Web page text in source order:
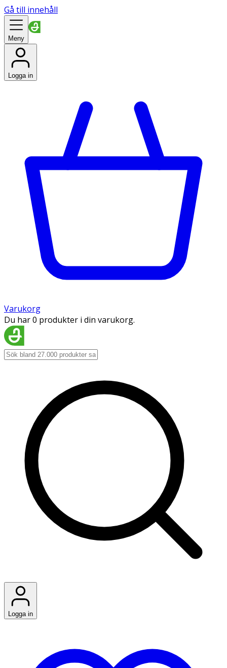
Gå till innehåll
Meny
Logga in
Varukorg
Du har 0 produkter i din varukorg.
Logga in